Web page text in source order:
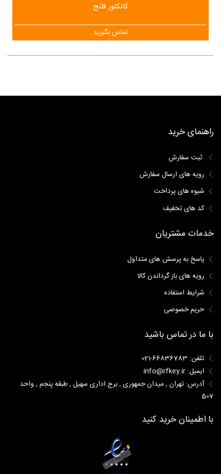
کانکتور فلنج
تماس بگیرید
راهنمای خرید
ثبت سفارش
رویه های ارسال سفارش
شیوه های پرداخت
کد های تخفیف
خدمات مشتریان
پاسخ به پرسش های متداول
رویه های باز گرداندن کالا
شرایط استفاده
حریم خصوصی
با ما در تماس باشید
تلفن: 66836783-021
ایمیل: info@rfkey.ir
آدرس: تهران , میدان جمهوری , برج اداری سهیل , طبقه پنجم , واحد
507
با اطمینان خرید کنید